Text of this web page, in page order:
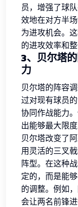
员，增强了球
效地在对方半
为进攻机会。
的进攻效率和整
3、贝尔塔
力
贝尔塔的阵容
过对现有球员
协同作战能力
出能够最大限
贝尔塔改变了
用灵活的三叉
阵型。在这种
定的，而是能
的调整。例如
会让两名前锋